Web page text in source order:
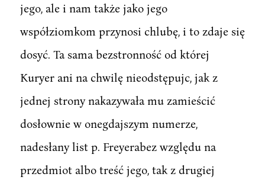
jego, ale i nam także jako jego
współziomkom przynosi chlubę, i to zdaje się
dosyć. Ta sama bezstronność od której
Kuryer ani na chwilę nieodstępujc, jak z
jednej strony nakazywała mu zamieścić
dosłownie w onegdajszym numerze,
nadesłany list p. Freyerabez względu na
przedmiot albo treść jego, tak z drugiej